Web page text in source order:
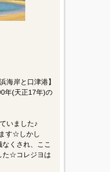
海岸と口津港】
年(天正17年)の
いました♪
す☆しかし
くされ、ここ
た☆コレジヨは